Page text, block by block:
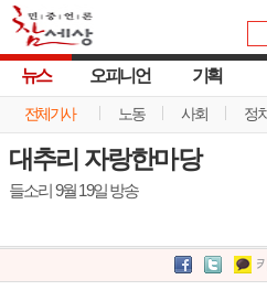
뉴스
전체기사 노동 사회 정
오피니언 기획
대추리 자랑한마당
들소리 9월 19일 방송